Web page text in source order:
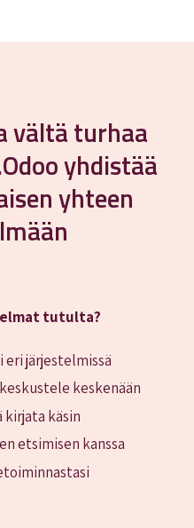
vältä turhaa
yhdistää
yhteen
tutulta?
eri järjestelmissä
keskenään
käsin
etsimisen kanssa